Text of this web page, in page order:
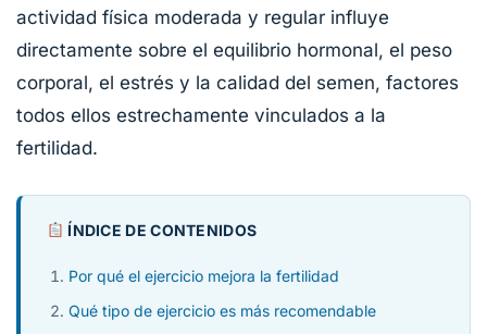
actividad física moderada y regular influye
directamente sobre el equilibrio hormonal, el peso
corporal, el estrés y la calidad del semen, factores
todos ellos estrechamente vinculados a la
fertilidad.
ÍNDICE DE CONTENIDOS
Por qué el ejercicio mejora la fertilidad
Qué tipo de ejercicio es más recomendable